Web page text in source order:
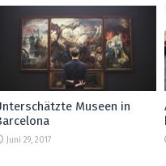
Museen in
Juni 29, 2017